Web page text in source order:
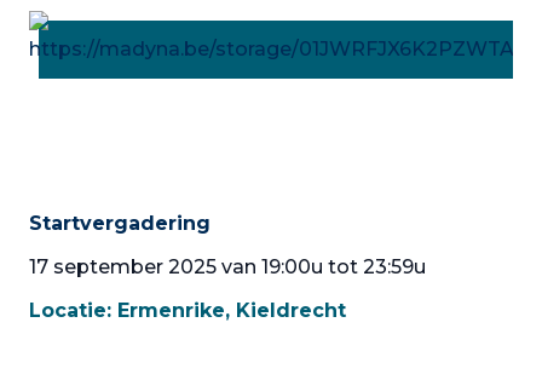
Startvergadering
17 september 2025 van 19:00u tot 23:59u
Locatie: Ermenrike, Kieldrecht